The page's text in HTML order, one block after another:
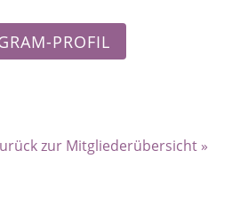
PROFIL
zur Mitgliederübersicht »